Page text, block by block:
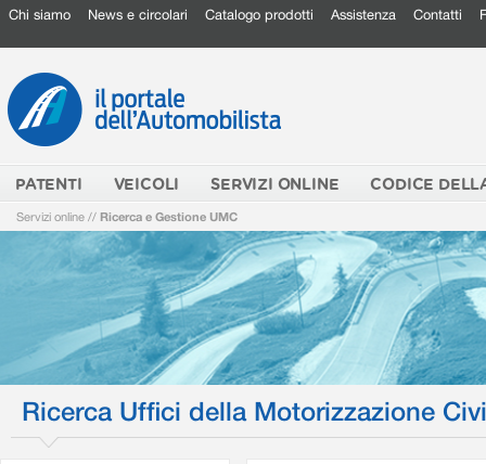
Chi siamo News e circolari Catalogo prodotti Assistenza Contatti
PATENTI VEICOLI SERVIZI ONLINE CODICE
Servizi online // Ricerca e Gestione UMC
Ricerca Uffici della Motorizzazione